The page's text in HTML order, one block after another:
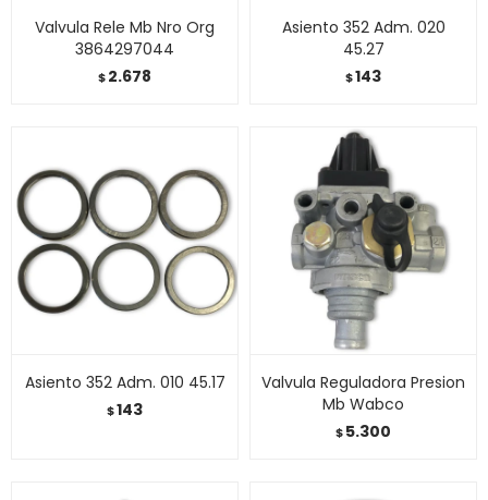
Valvula Rele Mb Nro Org
3864297044
$2.678
Asiento 352 Adm. 020
45.27
$143
Asiento 352 Adm. 010 45.17
$143
Valvula Reguladora Presion
Mb Wabco
$5.300